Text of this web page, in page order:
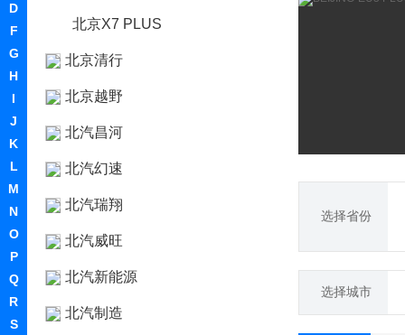
D
F
G
H
I
J
K
L
M
N
O
P
Q
R
S
北京X7 PLUS
北京清行
北京越野
北汽昌河
北汽幻速
北汽瑞翔
北汽威旺
北汽新能源
北汽制造
选择省份
选择城市